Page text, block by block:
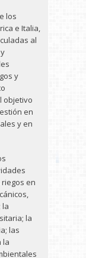
los
e Italia,
al
y
objetivo
en
y en
en
la
la
las
la